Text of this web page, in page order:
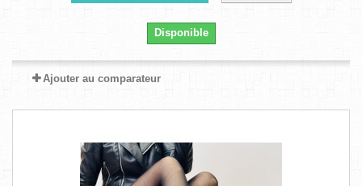
Disponible
Ajouter au comparateur